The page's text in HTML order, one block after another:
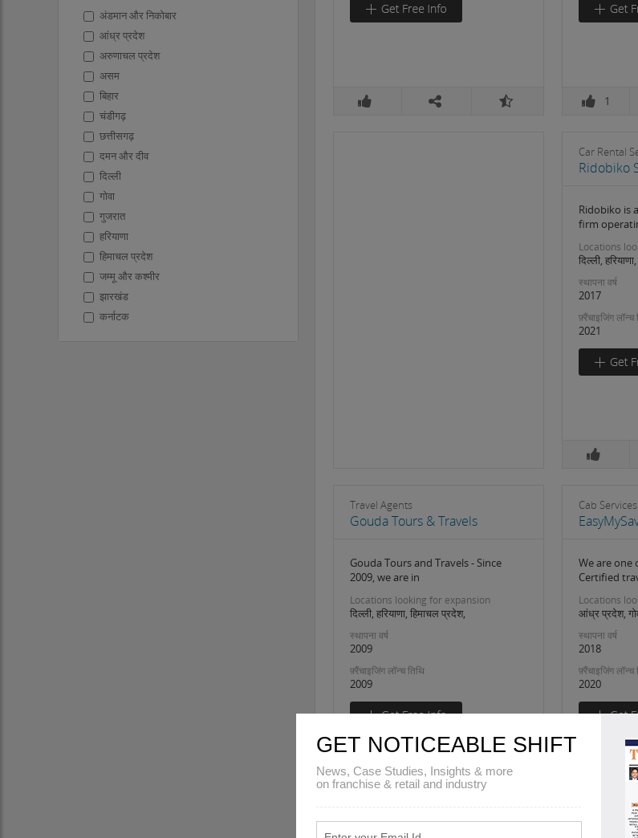
अंडमान और निकोबार
आंध्र प्रदेश
अरुणाचल प्रदेश
असम
बिहार
चंडीगढ़
छत्तीसगढ़
दमन और दीव
दिल्ली
गोवा
गुजरात
हरियाणा
हिमाचल प्रदेश
जम्मू और कश्मीर
झारखंड
कर्नाटक
1
Car Rental
Ridobiko
Ridobiko is
firm
Locations
दिल्ली,
स्थापना वर्ष
2017
फ़्रैंचाइजिंग लॉन्च
2021
Travel Agents
Gouda Tours & Travels
Gouda Tours and Travels - Since
2009, we are in
Locations looking for expansion
दिल्ली, हरियाणा, हिमाचल प्रदेश,
स्थापना वर्ष
2009
फ़्रैंचाइजिंग लॉन्च तिथि
2009
Cab Services
We are one
Certified
Locations
आंध्र प्रदेश,
स्थापना वर्ष
2018
फ़्रैंचाइजिंग लॉन्च
2020
GET NOTICEABLE SHIFT
News, Case Studies, Insights & more
on franchise & retail and industry